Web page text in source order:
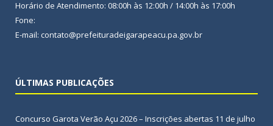
Horário de Atendimento: 08:00h às 12:00h / 14:00h às 17:00h
Fone:
E-mail: contato@prefeituradeigarapeacu.pa.gov.br
ÚLTIMAS PUBLICAÇÕES
Concurso Garota Verão Açu 2026 – Inscrições abertas 11 de julho